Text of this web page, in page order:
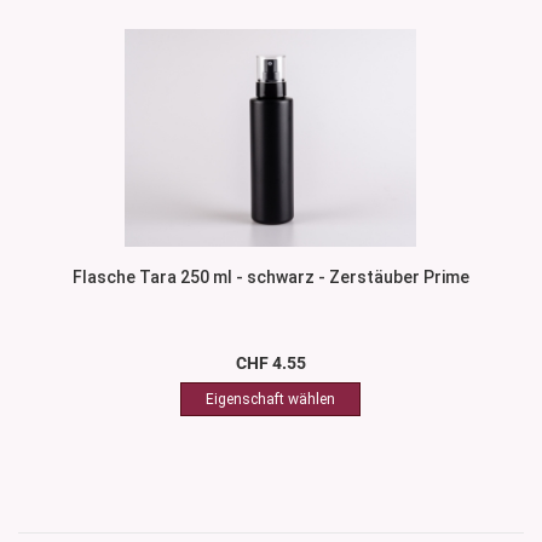
Flasche Tara 250 ml - schwarz - Zerstäuber Prime
CHF 4.55